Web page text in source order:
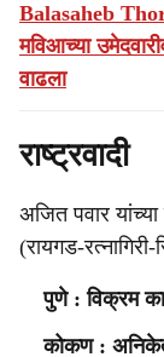
Balasaheb
मविआच्या
वाढला
राष्ट्रवादी
अजित पवार
(रायगड-
पुणे : विक्रम
कोकण :